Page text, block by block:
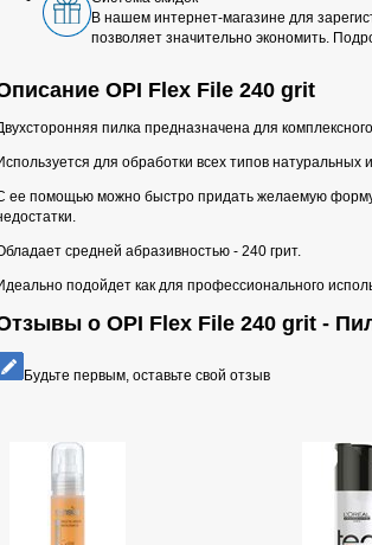
В нашем интернет-магазине для
позволяет значительно экономить.
OPI Flex File 240 grit
пилка предназначена для
для обработки всех типов натуральных
ее помощью можно быстро придать желаемую форму
средней абразивностью - 240 грит.
подойдет как для профессионального
о OPI Flex File 240 grit -
Будьте первым, оставьте свой отзыв